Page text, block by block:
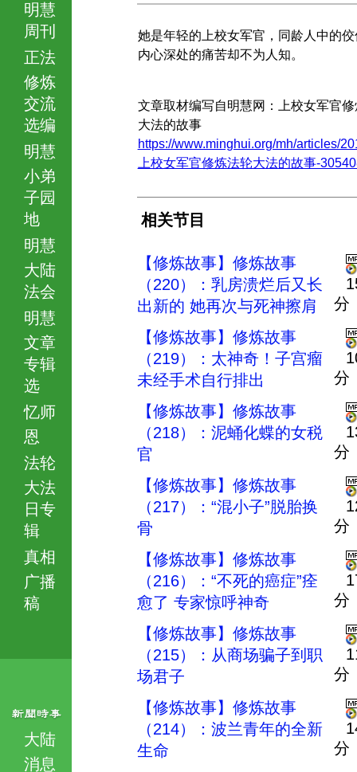
明慧
周刊
正法
修炼
交流
选编
明慧
小弟
子园
地
明慧
大陆
法会
明慧
文章
专辑
选
忆师
恩
法轮
大法
日专
辑
真相
广播
稿
大陆
消息
她是年轻的上校女军官，同龄人中的
内心深处的痛苦却不为人知。
文章取材编写自明慧网：上校女军官
大法的故事
https://www.minghui.org/mh/articles/
上校女军官修炼法轮大法的故事-
相关节目
【修炼故事】修炼故事
（220）：乳房溃烂后又长
出新的 她再次与死神擦肩
分
【修炼故事】修炼故事
（219）：太神奇！子宫瘤
未经手术自行排出
分
【修炼故事】修炼故事
（218）：泥蛹化蝶的女税
官
分
【修炼故事】修炼故事
（217）：“混小子”脱胎换
骨
分
【修炼故事】修炼故事
（216）：“不死的癌症”痊
愈了 专家惊呼神奇
分
【修炼故事】修炼故事
（215）：从商场骗子到职
场君子
分
【修炼故事】修炼故事
（214）：波兰青年的全新
生命
分